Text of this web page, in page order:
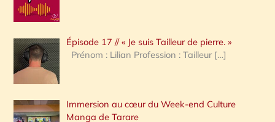
r
c
h
e
:
Épisode 17 // « Je suis Tailleur de pierre. »
Prénom : Lilian Profession : Tailleur […]
Immersion au cœur du Week-end Culture
Manga de Tarare